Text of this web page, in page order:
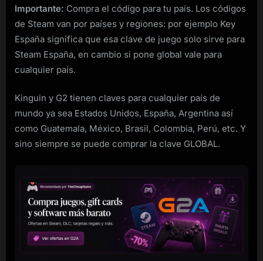
Importante: Compra el código para tu país. Los códigos
de Steam van por países y regiones: por ejemplo Key
España significa que esa clave de juego solo sirve para
Steam España, en cambio si pone global vale para
cualquier país.
Kinguin y G2 tienen claves para cualquier país de
mundo ya sea Estados Unidos, España, Argentina así
como Guatemala, México, Brasil, Colombia, Perú, etc. Y
sino siempre se puede comprar la clave GLOBAL.